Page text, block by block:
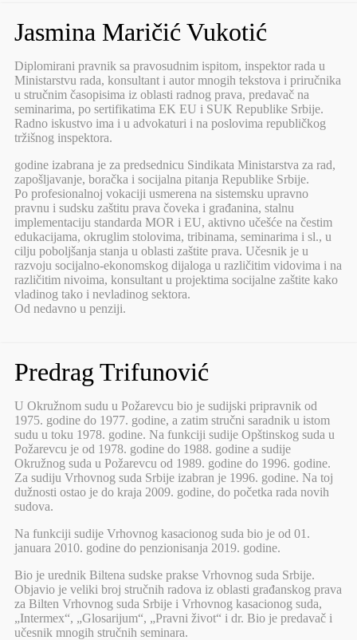
Jasmina Maričić Vukotić
Diplomirani pravnik sa pravosudnim ispitom, inspektor rada u
Ministarstvu rada, konsultant i autor mnogih tekstova i priručnika
u stručnim časopisima iz oblasti radnog prava, predavač na
seminarima, po sertifikatima EK EU i SUK Republike Srbije.
Radno iskustvo ima i u advokaturi i na poslovima republičkog
tržišnog inspektora.
godine izabrana je za predsednicu Sindikata Ministarstva za rad,
zapošljavanje, boračka i socijalna pitanja Republike Srbije.
Po profesionalnoj vokaciji usmerena na sistemsku upravno
pravnu i sudsku zaštitu prava čoveka i građanina, stalnu
implementaciju standarda MOR i EU, aktivno učešće na čestim
edukacijama, okruglim stolovima, tribinama, seminarima i sl., u
cilju poboljšanja stanja u oblasti zaštite prava. Učesnik je u
razvoju socijalno-ekonomskog dijaloga u različitim vidovima i na
različitim nivoima, konsultant u projektima socijalne zaštite kako
vladinog tako i nevladinog sektora.
Od nedavno u penziji.
Predrag Trifunović
U Okružnom sudu u Požarevcu bio je sudijski pripravnik od
1975. godine do 1977. godine, a zatim stručni saradnik u istom
sudu u toku 1978. godine. Na funkciji sudije Opštinskog suda u
Požarevcu je od 1978. godine do 1988. godine a sudije
Okružnog suda u Požarevcu od 1989. godine do 1996. godine.
Za sudiju Vrhovnog suda Srbije izabran je 1996. godine. Na toj
dužnosti ostao je do kraja 2009. godine, do početka rada novih
sudova.
Na funkciji sudije Vrhovnog kasacionog suda bio je od 01.
januara 2010. godine do penzionisanja 2019. godine.
Bio je urednik Biltena sudske prakse Vrhovnog suda Srbije.
Objavio je veliki broj stručnih radova iz oblasti građanskog prava
za Bilten Vrhovnog suda Srbije i Vrhovnog kasacionog suda,
„Intermex“, „Glosarijum“, „Pravni život“ i dr. Bio je predavač i
učesnik mnogih stručnih seminara.